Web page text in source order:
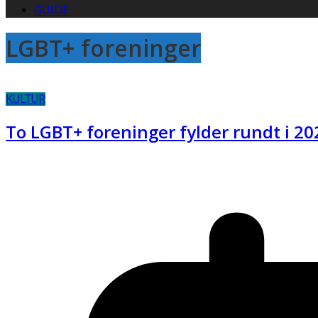
GUIDE
LGBT+ foreninger
KULTUR
To LGBT+ foreninger fylder rundt i